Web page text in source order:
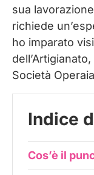
sua
richiede
ho imparato
Società
Indice
Cos’è il